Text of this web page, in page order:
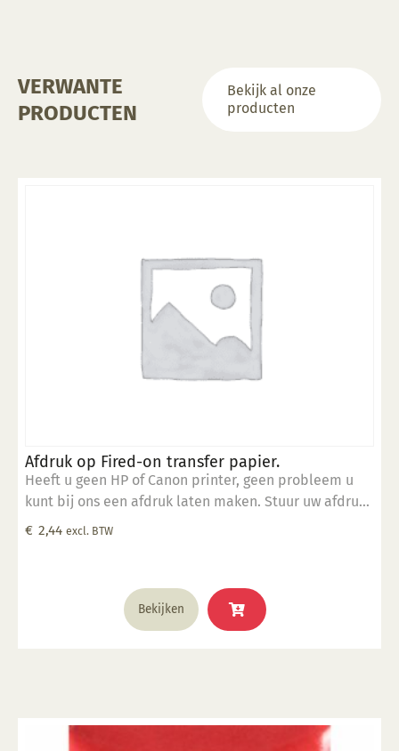
VERWANTE
PRODUCTEN
Bekijk al onze
producten
Afdruk op Fired-on transfer papier.
Heeft u geen HP of Canon printer, geen probleem u
kunt bij ons een afdruk laten maken. Stuur uw afdruk
in pdf formaat naar ons email adres en bestel dit
€ 2,44 excl. BTW
Bekijken